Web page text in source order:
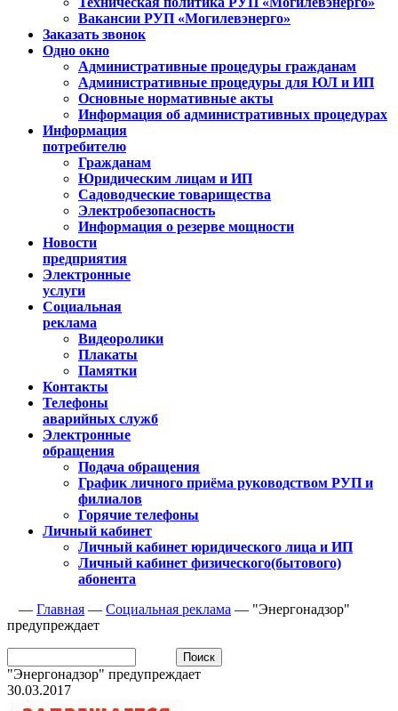
Вакансии РУП «Могилевэнерго»
Заказать звонок
Одно окно
Административные процедуры гражданам
Административные процедуры для ЮЛ и ИП
Основные нормативные акты
Информация об административных процедурах
Информация
потребителю
Гражданам
Юридическим лицам и ИП
Садоводческие товарищества
Электробезопасность
Информация о резерве мощности
Новости
предприятия
Электронные
услуги
Социальная
реклама
Видеоролики
Плакаты
Памятки
Контакты
Телефоны
аварийных служб
Электронные
обращения
Подача обращения
График личного приёма руководством РУП и
филиалов
Горячие телефоны
Личный кабинет
Личный кабинет юридического лица и ИП
Личный кабинет физического(бытового)
абонента
— Главная — Социальная реклама — "Энергонадзор"
предупреждает
"Энергонадзор" предупреждает
30.03.2017